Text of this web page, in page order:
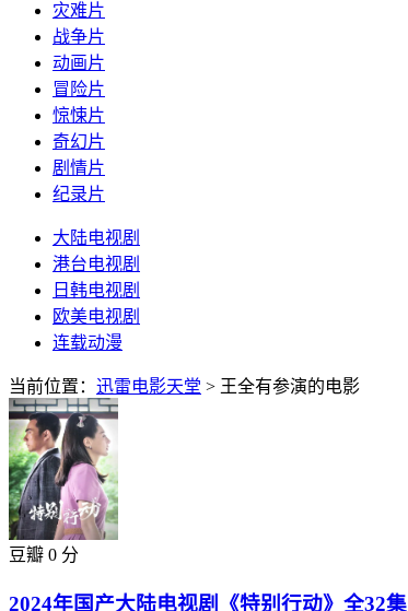
灾难片
战争片
动画片
冒险片
惊悚片
奇幻片
剧情片
纪录片
大陆电视剧
港台电视剧
日韩电视剧
欧美电视剧
连载动漫
当前位置： 迅雷电影天堂 > 王全有参演的电影
豆瓣 0 分
2024年国产大陆电视剧《特别行动》全32集